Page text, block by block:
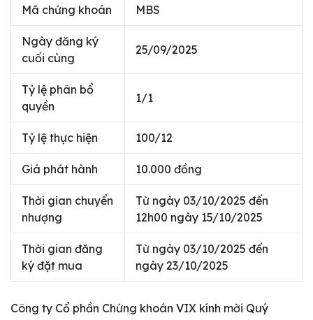
Mã chứng khoán MBS
Ngày đăng ký
cuối cùng
25/09/2025
Tỷ lệ phân bổ
quyền
1/1
Tỷ lệ thực hiện 100/12
Giá phát hành 10.000 đồng
Thời gian chuyển
nhượng
Từ ngày 03/10/2025 đến
12h00 ngày 15/10/2025
Thời gian đăng
ký đặt mua
Từ ngày 03/10/2025 đến
ngày 23/10/2025
Công ty Cổ phần Chứng khoán VIX kính mời Quý